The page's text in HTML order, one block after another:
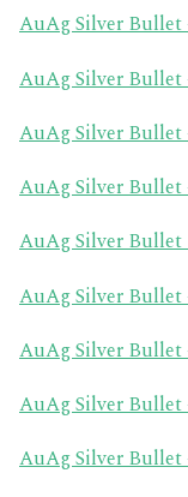
AuAg Silver Bullet
AuAg Silver Bullet
AuAg Silver Bullet
AuAg Silver Bullet
AuAg Silver Bullet
AuAg Silver Bullet
AuAg Silver Bullet
AuAg Silver Bullet
AuAg Silver Bullet